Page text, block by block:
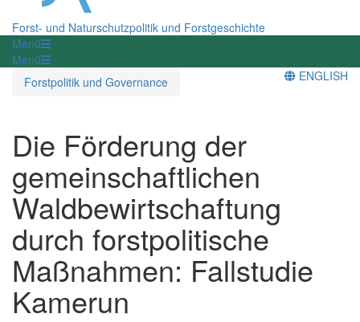
Forst- und Naturschutzpolitik und Forstgeschichte
Menü
Menü
Forstpolitik und Governance
ENGLISH
Die Förderung der
gemeinschaftlichen
Waldbewirtschaftung
durch forstpolitische
Maßnahmen: Fallstudie
Kamerun